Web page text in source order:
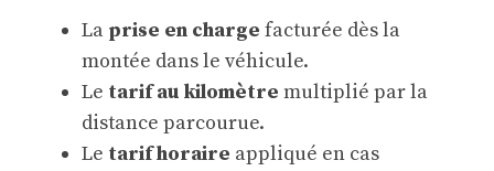
La prise en charge facturée dès la
montée dans le véhicule.
Le tarif au kilomètre multiplié par la
distance parcourue.
Le tarif horaire appliqué en cas